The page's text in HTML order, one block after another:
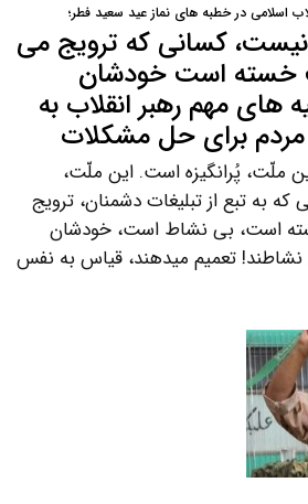
اسلامی در خطبه های نماز عید سعید فطر؛
کسانی که ترویج می
خسته است خودشان
های مهم رهبر انقلاب به
برای حل مشکلات
ملّت، پُرانگیزه است. این ملّت،
به تبع از تبلیغات دشمنان، ترویج
است، بی نشاط است، خودشان
تعمیم میدهند، قیاس به نفس